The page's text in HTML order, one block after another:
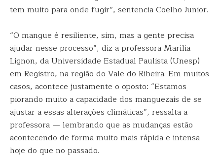
tem muito para onde fugir”, sentencia Coelho Junior.
“O mangue é resiliente, sim, mas a gente precisa
ajudar nesse processo”, diz a professora Marília
Lignon, da Universidade Estadual Paulista (Unesp)
em Registro, na região do Vale do Ribeira. Em muitos
casos, acontece justamente o oposto: “Estamos
piorando muito a capacidade dos manguezais de se
ajustar a essas alterações climáticas”, ressalta a
professora — lembrando que as mudanças estão
acontecendo de forma muito mais rápida e intensa
hoje do que no passado.